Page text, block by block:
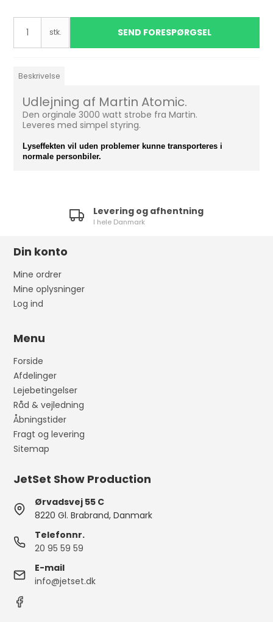
stk. SEND FORESPØRGSEL
Beskrivelse
Udlejning af Martin Atomic.
Den orginale 3000 watt strobe fra Martin.
Leveres med simpel styring.
Lyseffekten vil uden problemer kunne transporteres i
normale personbiler.
Levering og afhentning
I hele Danmark
Din konto
Mine ordrer
Mine oplysninger
Log ind
Menu
Forside
Afdelinger
Lejebetingelser
Råd & vejledning
Åbningstider
Fragt og levering
Sitemap
JetSet Show Production
Ørvadsvej 55 C
8220 Gl. Brabrand, Danmark
Telefonnr.
20 95 59 59
E-mail
info@jetset.dk